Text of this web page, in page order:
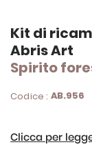
Kit di
Abris Art
Spirito
Codice : AB.956
Clicca per
Vai
all'inizio
della
galleria
immagini